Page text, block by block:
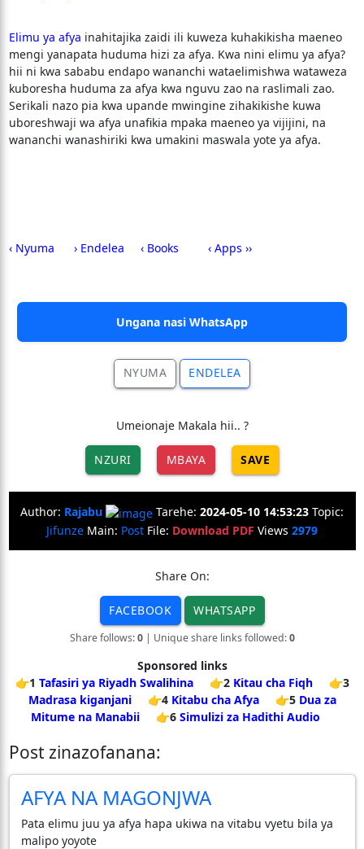
Elimu ya afya inahitajika zaidi ili kuweza kuhakikisha maeneo
mengi yanapata huduma hizi za afya. Kwa nini elimu ya afya?
hii ni kwa sababu endapo wananchi wataelimishwa wataweza
kuboresha huduma za afya kwa nguvu zao na raslimali zao.
Serikali nazo pia kwa upande mwingine zihakikishe kuwa
uboreshwaji wa afya unafikia mpaka maeneo ya vijijini, na
wananchi wanashiriki kwa umakini maswala yote ya afya.
‹ Nyuma › Endelea ‹ Books ‹ Apps ››
Ungana nasi WhatsApp
NYUMA ENDELEA
Umeionaje Makala hii.. ?
NZURI MBAYA SAVE
Author: Rajabu Tarehe: 2024-05-10 14:53:23 Topic:
Jifunze Main: Post File: Download PDF Views 2979
Share On:
FACEBOOK WHATSAPP
Share follows:0| Unique share links followed:0
Sponsored links
👉1 Tafasiri ya Riyadh Swalihina 👉2 Kitau cha Fiqh
👉3
Madrasa kiganjani
👉4 Kitabu cha Afya 👉5 Dua za
Mitume na Manabii
👉6 Simulizi za Hadithi Audio
Post zinazofanana:
AFYA NA MAGONJWA
Pata elimu juu ya afya hapa ukiwa na vitabu vyetu bila ya
malipo yoyote